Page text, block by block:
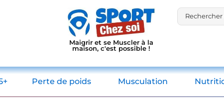
Maigrir et se Muscler à la
maison, c'est possible !
Perte de poids Musculation